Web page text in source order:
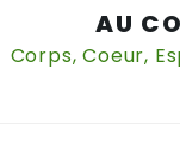
content
AU
Corps, Coeur,